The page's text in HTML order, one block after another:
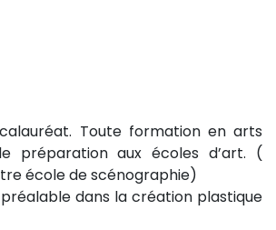
Toute formation en arts
préparation aux écoles d’art. (
école de scénographie)
dans la création plastique